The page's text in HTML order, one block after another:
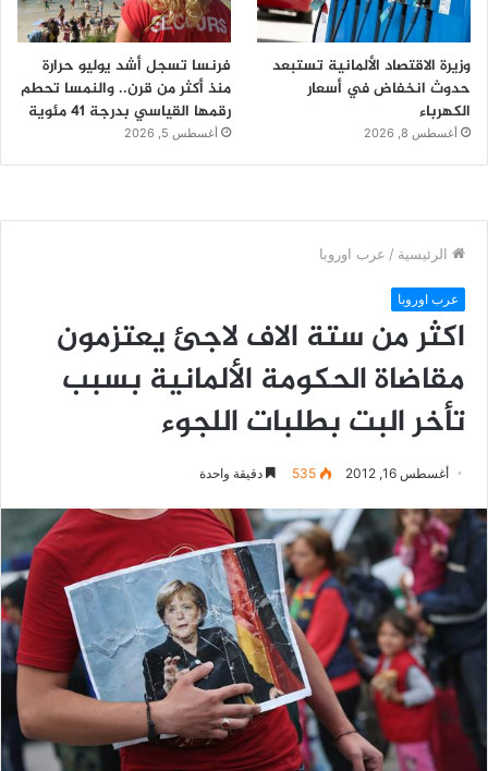
وزيرة الاقتصاد الألمانية تستبعد
حدوث انخفاض في أسعار
الكهرباء
أغسطس 8, 2026
فرنسا تسجل أشد يوليو حرارة
منذ أكثر من قرن.. والنمسا تحطم
رقمها القياسي بدرجة 41 مئوية
أغسطس 5, 2026